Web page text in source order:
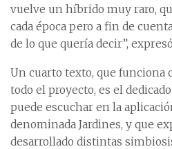
vuelve un híbrido muy raro,
cada época pero a fin de
de lo que quería decir”,
Un cuarto texto, que funciona
todo el proyecto, es el
puede escuchar en la
denominada Jardines, y que
desarrollado distintas